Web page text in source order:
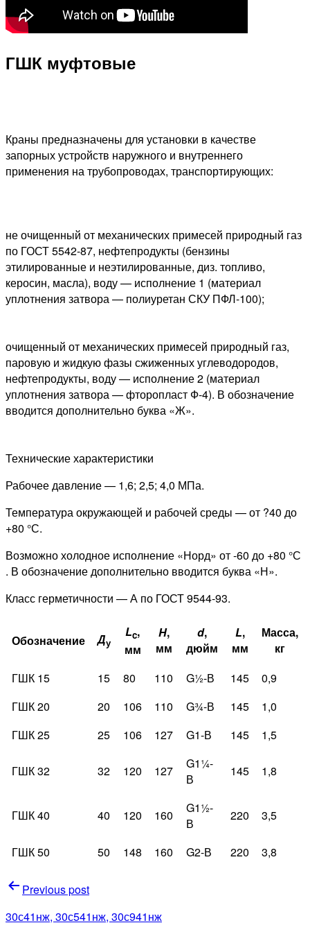
ГШК муфтовые
Краны предназначены для установки в качестве
запорных устройств наружного и внутреннего
применения на трубопроводах, транспортирующих:
не очищенный от механических примесей природный газ
по ГОСТ 5542-87, нефтепродукты (бензины
этилированные и неэтилированные, диз. топливо,
керосин, масла), воду — исполнение 1 (материал
уплотнения затвора — полиуретан СКУ ПФЛ-100);
очищенный от механических примесей природный газ,
паровую и жидкую фазы сжиженных углеводородов,
нефтепродукты, воду — исполнение 2 (материал
уплотнения затвора — фторопласт Ф-4). В обозначение
вводится дополнительно буква «Ж».
Технические характеристики
Рабочее давление — 1,6; 2,5; 4,0 МПа.
Температура окружающей и рабочей среды — от ?40 до
+80 °С.
Возможно холодное исполнение «Норд» от -60 до +80 °С
. В обозначение дополнительно вводится буква «Н».
Класс герметичности — А по ГОСТ 9544-93.
Обозначение Ду
Lc,
мм
H,
мм
d,
дюйм
L,
мм
Масса,
кг
ГШК 15
15 80 110 G½-В 145
0,9
ГШК 20
20 106 110 G¾-В 145
1,0
ГШК 25
25 106 127 G1-В 145 1,5
ГШК 32 32 120 127
G1¼-
В
145 1,8
ГШК 40 40 120 160
G1½-
В
220 3,5
ГШК 50 50 148 160 G2-В 220 3,8
Навигация
по
Previous post
30с41нж, 30с541нж, 30с941нж